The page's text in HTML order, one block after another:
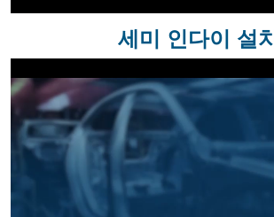
세미 인다이 설치